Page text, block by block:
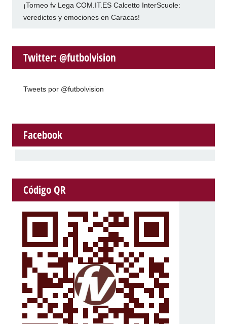
¡Torneo fv Lega COM.IT.ES Calcetto InterScuole:
veredictos y emociones en Caracas!
Twitter: @futbolvision
Tweets por @futbolvision
Facebook
Código QR